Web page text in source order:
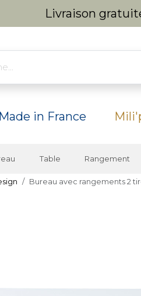
Livraison
Made in France
Table Rangement
Bureau avec rangements 2